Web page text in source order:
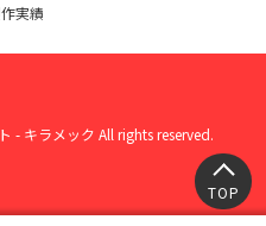
実績
- キラメック All rights reserved.
TOP